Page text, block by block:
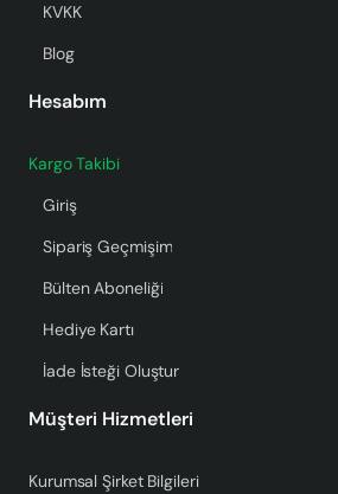
KVKK
Blog
Hesabım
Kargo Takibi
Giriş
Sipariş Geçmişim
Bülten Aboneliği
Hediye Kartı
İade İsteği Oluştur
Müşteri Hizmetleri
Kurumsal Şirket Bilgileri